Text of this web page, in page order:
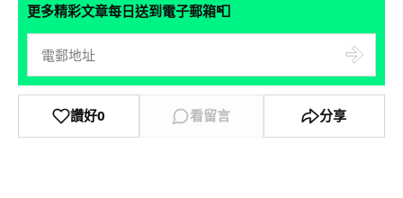
更多精彩文章每日送到電子郵箱📮
讚好0 看留言 分享